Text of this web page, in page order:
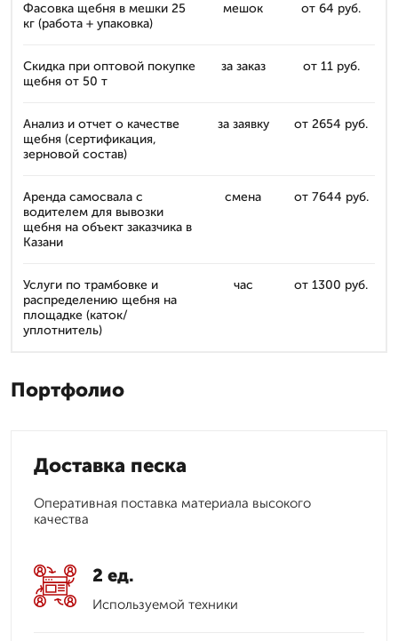
Фасовка щебня в мешки 25
кг (работа + упаковка)
мешок от 64 руб.
Скидка при оптовой покупке
щебня от 50 т
за заказ от 11 руб.
Анализ и отчет о качестве
щебня (сертификация,
зерновой состав)
за заявку от 2654 руб.
Аренда самосвала с
водителем для вывозки
щебня на объект заказчика в
Казани
смена от 7644 руб.
Услуги по трамбовке и
распределению щебня на
площадке (каток/
уплотнитель)
час от 1300 руб.
Портфолио
Доставка песка
Оперативная поставка материала высокого
качества
2 ед.
Используемой техники